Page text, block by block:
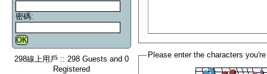
密碼:
298線上用戶 :: 298 Guests and 0
Registered
Please enter the characters